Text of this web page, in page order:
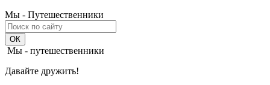
Мы - Путешественники
Мы - путешественники
Давайте дружить!